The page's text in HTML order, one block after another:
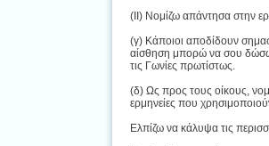
(II) Νομίζω απάντησα στην
(γ) Κάποιοι αποδίδουν
αίσθηση μπορώ να σου δώσω
τις Γωνίες πρωτίστως.
(δ) Ως προς τους οίκους,
ερμηνείες που
Ελπίζω να κάλυψα τις